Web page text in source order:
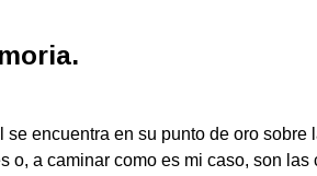
encuentra en su punto de oro
a caminar como es mi caso, son las